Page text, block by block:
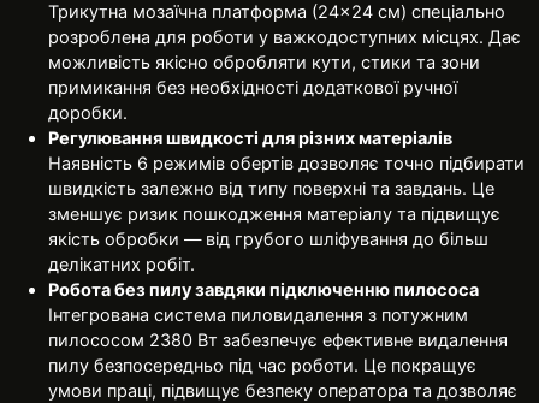
Трикутна мозаїчна платформа (24×24 см) спеціально
розроблена для роботи у важкодоступних місцях. Дає
можливість якісно обробляти кути, стики та зони
примикання без необхідності додаткової ручної
доробки.
Регулювання швидкості для різних матеріалів
Наявність 6 режимів обертів дозволяє точно підбирати
швидкість залежно від типу поверхні та завдань. Це
зменшує ризик пошкодження матеріалу та підвищує
якість обробки — від грубого шліфування до більш
делікатних робіт.
Робота без пилу завдяки підключенню пилососа
Інтегрована система пиловидалення з потужним
пилососом 2380 Вт забезпечує ефективне видалення
пилу безпосередньо під час роботи. Це покращує
умови праці, підвищує безпеку оператора та дозволяє